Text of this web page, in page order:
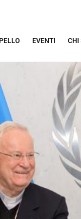
EVENTI CHI